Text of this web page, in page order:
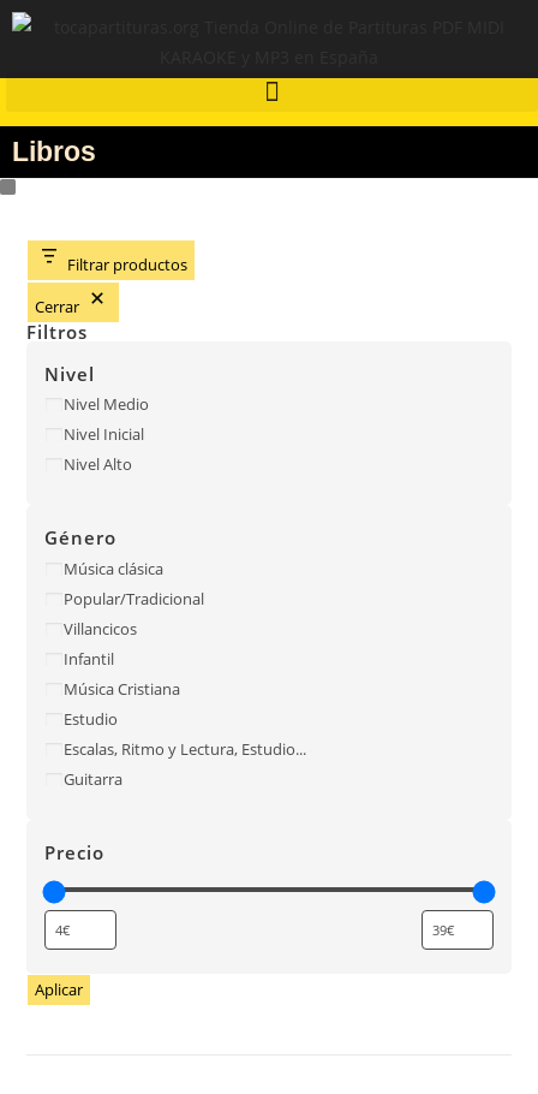
Libros
Filtrar productos
Cerrar
Filtros
Nivel
Nivel Medio
Nivel Inicial
Nivel Alto
Género
Música clásica
Popular/Tradicional
Villancicos
Infantil
Música Cristiana
Estudio
Escalas, Ritmo y Lectura, Estudio...
Guitarra
Precio
Aplicar